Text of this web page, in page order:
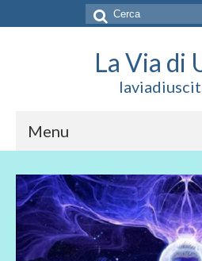
Cerca:
La Via di
Menu
HOME
CHI SIAMO
SOCIAL